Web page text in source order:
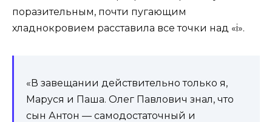
поразительным, почти пугающим
хладнокровием расставила все точки над «i».
«В завещании действительно только я,
Маруся и Паша. Олег Павлович знал, что
сын Антон — самодостаточный и